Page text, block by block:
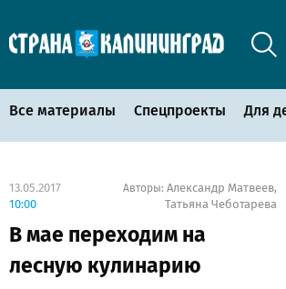
Все материалы Спецпроекты Для
13.05.2017
10:00
Авторы: Александр Матвеев,
Татьяна Чеботарева
В мае переходим на
лесную кулинарию